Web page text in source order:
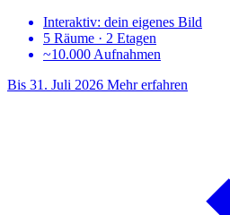
Interaktiv: dein eigenes Bild
5 Räume · 2 Etagen
~10.000 Aufnahmen
Bis 31. Juli 2026 Mehr erfahren